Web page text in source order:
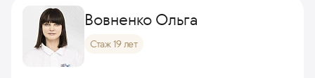
Вовненко Ольга
Стаж 19 лет